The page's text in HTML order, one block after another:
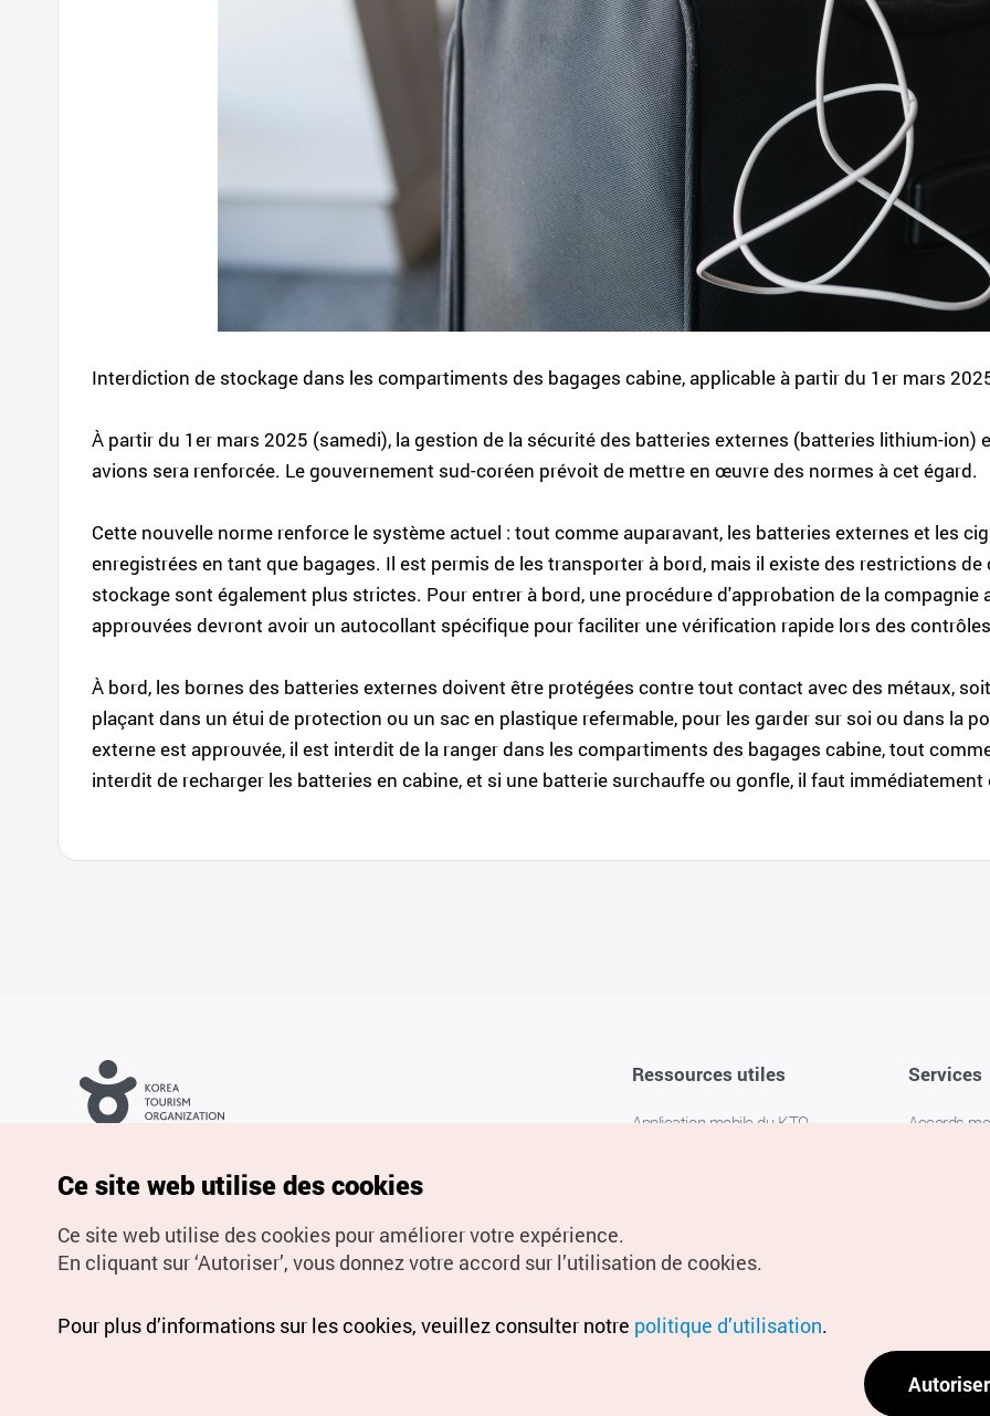
Interdiction de stockage dans les compartiments des bagages cabine, applicable à partir du 1er mars
À partir du 1er mars 2025 (samedi), la gestion de la sécurité des batteries externes (batteries lithium-ion)
avions sera renforcée. Le gouvernement sud-coréen prévoit de mettre en œuvre des normes à cet égard.
Cette nouvelle norme renforce le système actuel : tout comme auparavant, les batteries externes et les
enregistrées en tant que bagages. Il est permis de les transporter à bord, mais il existe des restrictions
stockage sont également plus strictes. Pour entrer à bord, une procédure d'approbation de la compagnie
approuvées devront avoir un autocollant spécifique pour faciliter une vérification rapide lors des
À bord, les bornes des batteries externes doivent être protégées contre tout contact avec des métaux,
plaçant dans un étui de protection ou un sac en plastique refermable, pour les garder sur soi ou dans la
externe est approuvée, il est interdit de la ranger dans les compartiments des bagages cabine, tout
interdit de recharger les batteries en cabine, et si une batterie surchauffe ou gonfle, il faut
Ressources utiles
Application mobile du KTO
Services
Accords
localisation
Pour les rapports d'erreurs et demandes de renseignements,
adressez vos demandes à
Ce site web utilise des cookies
Ce site web utilise des cookies pour améliorer votre expérience.
En cliquant sur ‘Autoriser’, vous donnez votre accord sur l’utilisation de cookies.
Pour plus d’informations sur les cookies, veuillez consulter notre politique d’utilisation.